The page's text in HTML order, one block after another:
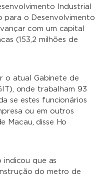
Industrial
para o Desenvolvimento
com um capital
(153,2 milhões de
o atual Gabinete de
onde trabalham 93
se estes funcionários
ou em outros
Macau, disse Ho
indicou que as
do metro de